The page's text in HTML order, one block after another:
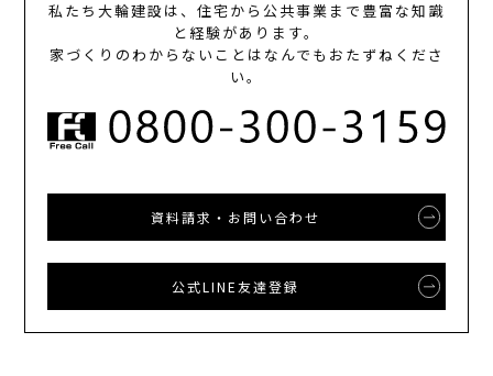
私たち大輪建設は、住宅から公共事業まで豊富な知識
と経験があります。
家づくりのわからないことはなんでもおたずねくださ
い。
資料請求・お問い合わせ
公式LINE友達登録